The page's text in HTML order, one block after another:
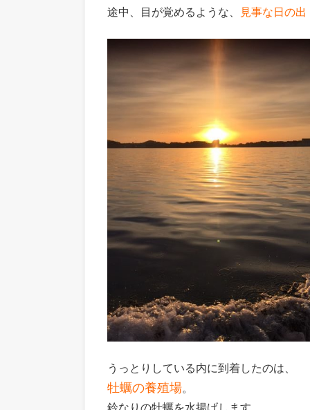
途中、目が覚めるような、 見事な日の出
うっとりしている内に到着したのは、
牡蠣の養殖場。
鈴なりの牡蠣を水揚げします。